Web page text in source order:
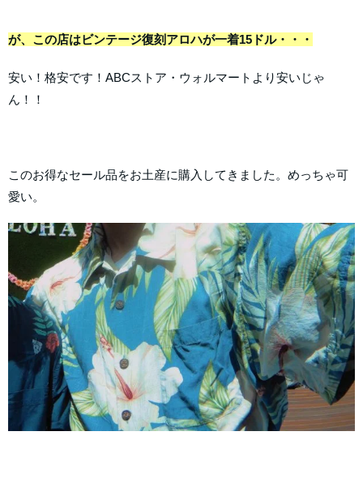
が、この店はビンテージ復刻アロハが一着15ドル・・・
安い！格安です！ABCストア・ウォルマートより安いじゃ
ん！！
このお得なセール品をお土産に購入してきました。めっちゃ可
愛い。